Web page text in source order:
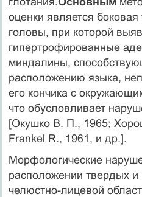
оценки является
головы, при которой
гипертрофированные
миндалины,
расположению языка,
его кончика с
что обусловливает
[Окушко В. П., 1965;
Frankel R., 1961, и др.].
Морфологические
расположении твердых и
челюстно-лицевой